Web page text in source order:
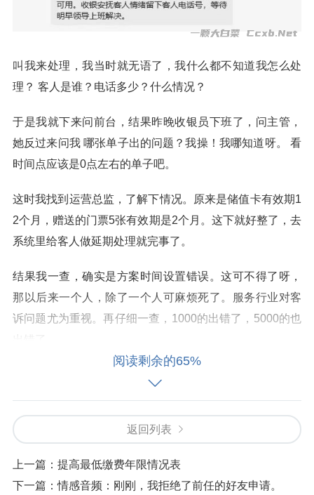
叫我来处理，我当时就无语了，我什么都不知道我怎么处
理？ 客人是谁？电话多少？什么情况？
于是我就下来问前台，结果昨晚收银员下班了，问主管，
她反过来问我 哪张单子出的问题？我操！我哪知道呀。 看
时间点应该是0点左右的单子吧。
这时我找到运营总监，了解下情况。原来是储值卡有效期1
2个月，赠送的门票5张有效期是2个月。这下就好整了，去
系统里给客人做延期处理就完事了。
结果我一查，确实是方案时间设置错误。这可不得了呀，
那以后来一个人，除了一个人可麻烦死了。服务行业对客
诉问题尤为重视。再仔细一查，1000的出错了，5000的也
理意见。这类错卡仍在继续售卖，看下图：
阅读剩余的65%
返回列表
上一篇： 提高最低缴费年限情况表
下一篇：情感音频：刚刚，我拒绝了前任的好友申请。